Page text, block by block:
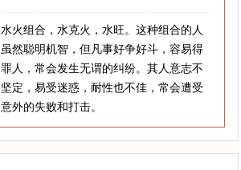
水火组合，水克火，水旺。这种组合的人
虽然聪明机智，但凡事好争好斗，容易得
罪人，常会发生无谓的纠纷。其人意志不
坚定，易受迷惑，耐性也不佳，常会遭受
意外的失败和打击。